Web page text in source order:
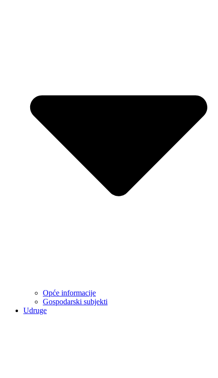
Opće informacije
Gospodarski subjekti
Udruge